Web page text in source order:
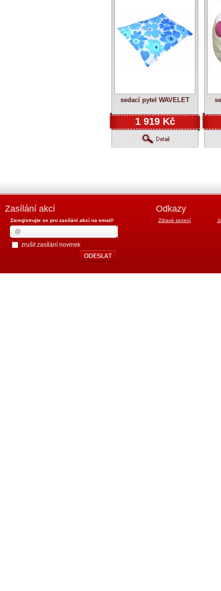
sedací pytel WAVELET
1 919 Kč
Zasílání akcí
Zaregistrujte se pro zasílání akcí na email!
zrušit zasílání novinek
Odkazy
Zdravé sezení